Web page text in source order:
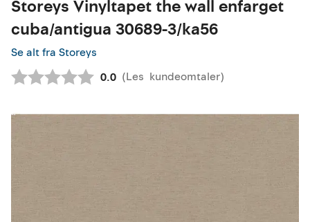
Storeys Vinyltapet the wall enfarget
cuba/antigua 30689-3/ka56
Se alt fra Storeys
Gjennomsnittskarakter:
0.0 (Les kundeomtaler)